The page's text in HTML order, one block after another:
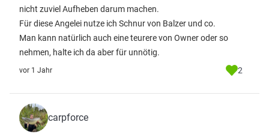
nicht zuviel Aufheben darum machen.
Für diese Angelei nutze ich Schnur von Balzer und co.
Man kann natürlich auch eine teurere von Owner oder so
nehmen, halte ich da aber für unnötig.
vor 1 Jahr 2
carpforce